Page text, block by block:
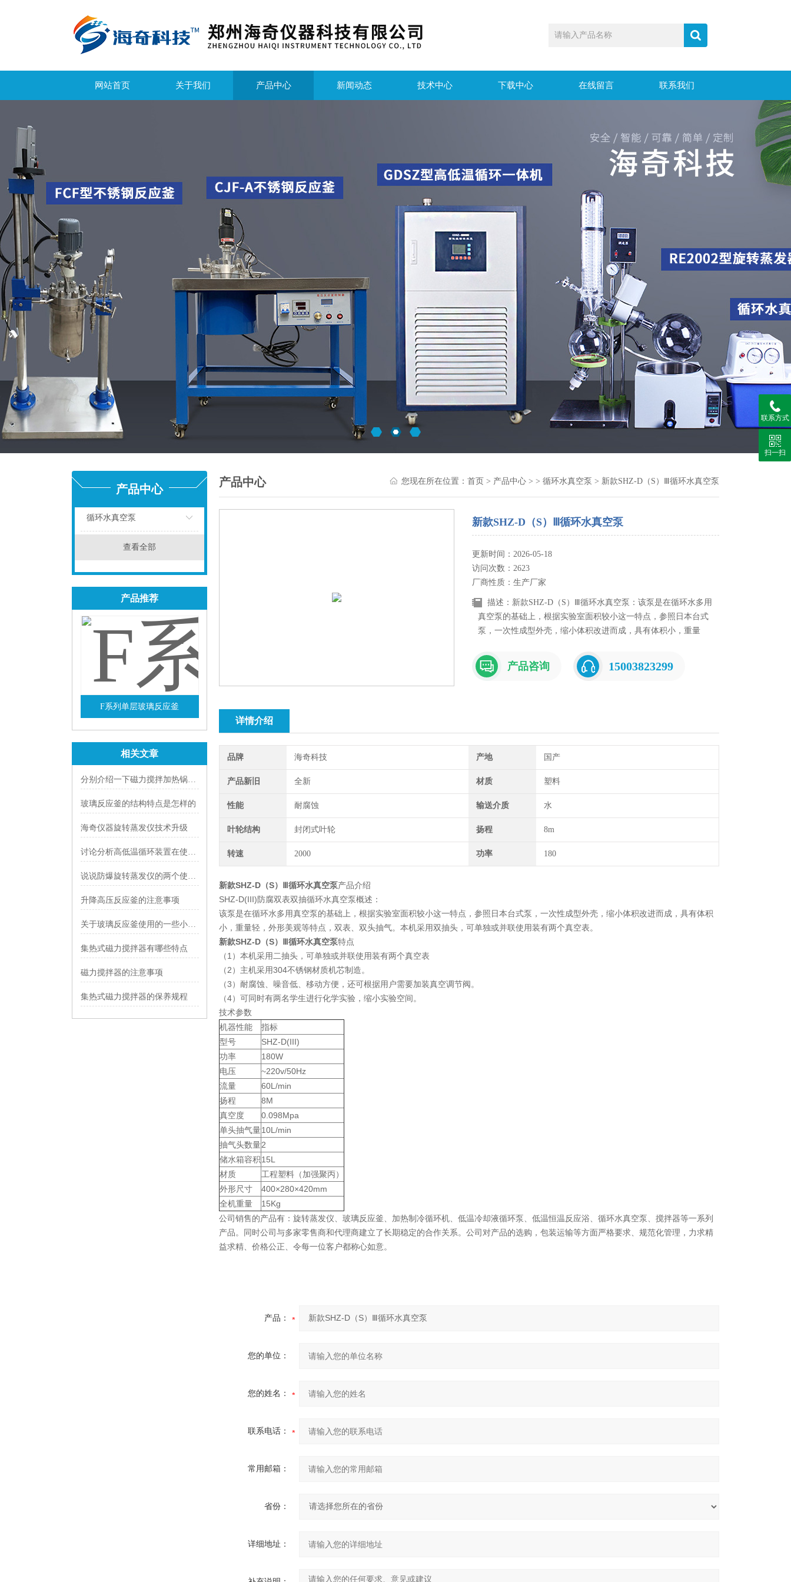
网站首页 关于我们 产品中心 新闻动态 技术中心 下载中心 在线留言 联系我们
产品中心
循环水真空泵
查看全部
产品推荐
F系列单层玻璃反应釜
查看详情
相关文章
分别介绍一下磁力搅拌加热锅三种不同盘面的使用
玻璃反应釜的结构特点是怎样的
海奇仪器旋转蒸发仪技术升级
讨论分析高低温循环装置在使用前需要做哪些准备
说说防爆旋转蒸发仪的两个使用目的
升降高压反应釜的注意事项
关于玻璃反应釜使用的一些小技巧
集热式磁力搅拌器有哪些特点
磁力搅拌器的注意事项
集热式磁力搅拌器的保养规程
产品中心 您现在所在位置： 首页 > 产品中心 > > 循环水真空泵 > 新款SHZ-D（S）Ⅲ循环水真空泵
新款SHZ-D（S）Ⅲ循环水真空泵
更新时间：2026-05-18
访问次数：2623
厂商性质：生产厂家
描述：新款SHZ-D（S）Ⅲ循环水真空泵：该泵是在循环水多用
真空泵的基础上，根据实验室面积较小这一特点，参照日本台式
泵，一次性成型外壳，缩小体积改进而成，具有体积小，重量
独或并联使用装有两个真空表。
产品咨询 15003823299
详情介绍
品牌 海奇科技 产地 国产
产品新旧 全新 材质 塑料
性能 耐腐蚀 输送介质 水
叶轮结构 封闭式叶轮 扬程 8m
转速 2000 功率 180
新款SHZ-D（S）Ⅲ循环水真空泵产品介绍
SHZ-D(III)防腐双表双抽循环水真空泵概述：
该泵是在循环水多用真空泵的基础上，根据实验室面积较小这一特点，参照日本台式泵，一次性成型外壳，缩小体积改进而成，具有体积
小，重量轻，外形美观等特点，双表、双头抽气。本机采用双抽头，可单独或并联使用装有两个真空表。
新款SHZ-D（S）Ⅲ循环水真空泵特点
（1）本机采用二抽头，可单独或并联使用装有两个真空表
（2）主机采用304不锈钢材质机芯制造。
（3）耐腐蚀、噪音低、移动方便，还可根据用户需要加装真空调节阀。
（4）可同时有两名学生进行化学实验，缩小实验空间。
技术参数
机器性能
指标
型号
SHZ-D(III)
功率
180W
电压
~220v/50Hz
流量
60L/min
扬程
8M
真空度
0.098Mpa
单头抽气量10L/min
抽气头数量2
储水箱容积15L
材质
工程塑料（加强聚丙）
外形尺寸
400×280×420mm
全机重量
15Kg
公司销售的产品有：旋转蒸发仪、玻璃反应釜、加热制冷循环机、低温冷却液循环泵、低温恒温反应浴、循环水真空泵、搅拌器等一系列
产品。同时公司与多家零售商和代理商建立了长期稳定的合作关系。公司对产品的选购，包装运输等方面严格要求、规范化管理，力求精
益求精、价格公正、令每一位客户都称心如意。
产品：
您的单位：
您的姓名：
联系电话：
常用邮箱：
省份：
详细地址：
联系方式
扫一扫